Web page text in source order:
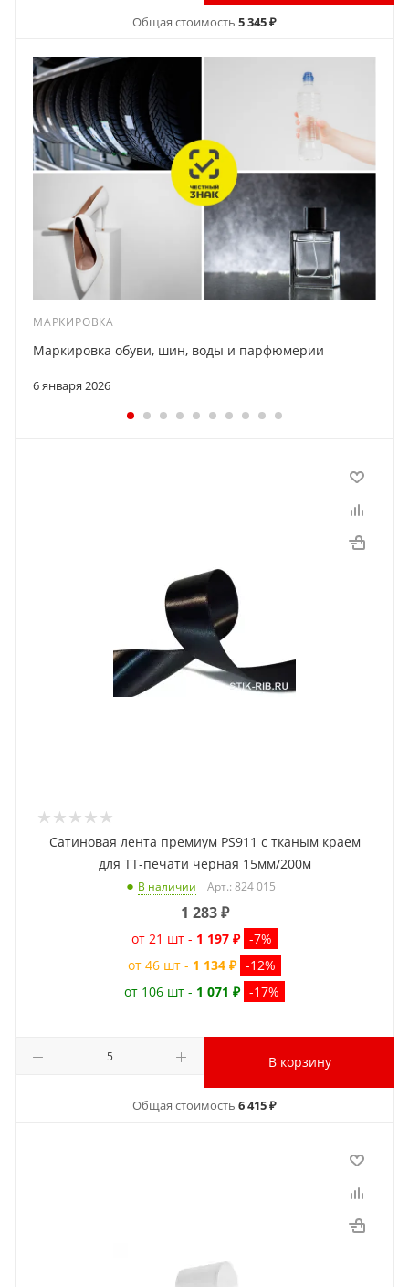
Общая стоимость 5 345 ₽
МАРКИРОВКА
6 января 2026
Маркировка обуви, шин, воды и парфюмерии
Сатиновая лента премиум PS911 с тканым краем
для ТТ-печати черная 15мм/200м
В наличии Арт.: 824 015
1 283₽
от 21 шт - 1 197 ₽ -7%
от 46 шт - 1 134 ₽ -12%
от 106 шт - 1 071 ₽ -17%
В корзину
Общая стоимость 6 415 ₽